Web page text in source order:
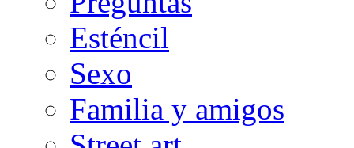
Esténcil
Sexo
Familia y amigos